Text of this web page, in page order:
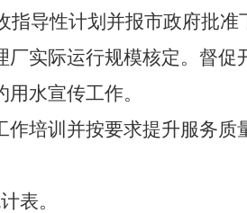
指导性计划并报市政府批准
实际运行规模核定。督
水宣传工作。
培训并按要求提升服务质
表。